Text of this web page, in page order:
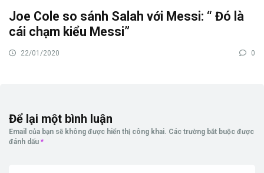
Joe Cole so sánh Salah với Messi: “ Đó là
cái chạm kiểu Messi”
22/01/2020 0
Để lại một bình luận
Email của bạn sẽ không được hiển thị công khai. Các trường bắt buộc được
đánh dấu *